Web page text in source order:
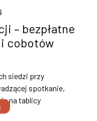
– bezpłatne
cobotów